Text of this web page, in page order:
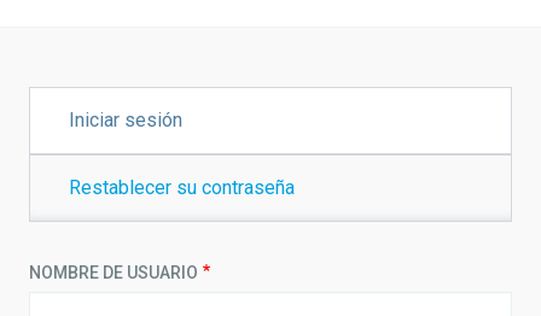
la
navegación
PRINCIPALES
Iniciar sesión
Restablecer su contraseña
NOMBRE DE USUARIO